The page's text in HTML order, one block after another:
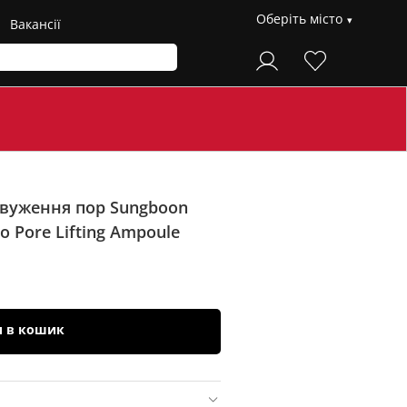
Вакансії Оберіть місто
пор Sungboon
Pore Lifting Ampoule
в кошик